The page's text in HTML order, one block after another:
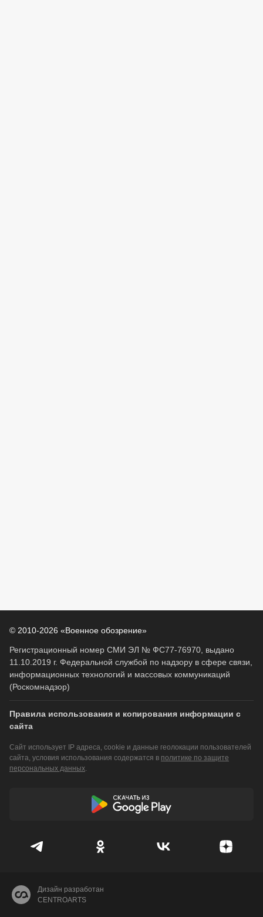
© 2010-2026 «Военное обозрение»
Регистрационный номер СМИ ЭЛ № ФС77-76970, выдано
11.10.2019 г. Федеральной службой по надзору в сфере связи,
информационных технологий и массовых коммуникаций
(Роскомнадзор)
Правила использования и копирования информации с
сайта
Сайт использует IP адреса, cookie и данные геолокации пользователей
сайта, условия использования содержатся в политике по защите
персональных данных.
Дизайн разработан
CENTROARTS